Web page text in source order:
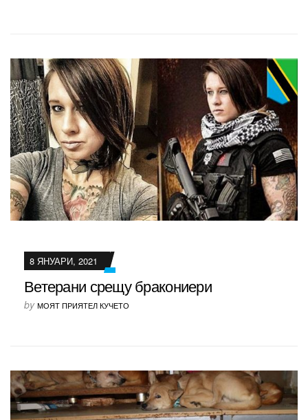
8 ЯНУАРИ, 2021
Ветерани срещу бракониери
by МОЯТ ПРИЯТЕЛ КУЧЕТО